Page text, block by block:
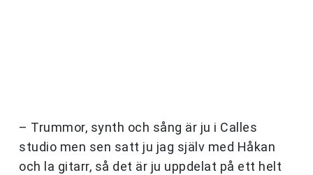
– Trummor, synth och sång är ju i Calles
studio men sen satt ju jag själv med Håkan
och la gitarr, så det är ju uppdelat på ett helt